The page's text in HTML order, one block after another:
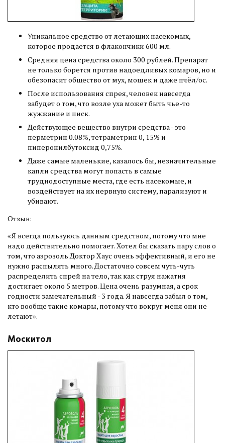
Уникальное средство от летающих насекомых,
которое продается в флакончики 600 мл.
Средняя цена средства около 300 рублей. Препарат
не только борется против надоедливых комаров, но и
обезопасит общество от мух, мошек и даже пчёл/ос.
После использования спрея, человек навсегда
забудет о том, что возле уха может быть чье-то
жужжание и писк.
Действующее вещество внутри средства - это
перметрин 0.08%, тетраметрин 0, 15% и
пиперонилбутоксид 0,75%.
Даже самые маленькие, казалось бы, незначительные
капли средства могут попасть в самые
труднодоступные места, где есть насекомые, и
воздействует на их нервную систему, парализуют и
убивают.
Отзыв:
«Я всегда пользуюсь данным средством, потому что мне
надо действительно помогает. Хотел бы сказать пару слов о
том, что аэрозоль Доктор Хаус очень эффективный, и его не
нужно распылять много. Достаточно совсем чуть-чуть
распределить спрей на тело, так как струя нажатия
достигает около 5 метров. Цена очень разумная, а срок
годности замечательный - 3 года. Я навсегда забыл о том,
кто вообще такие комары, потому что вокруг меня они не
летают».
Москитол